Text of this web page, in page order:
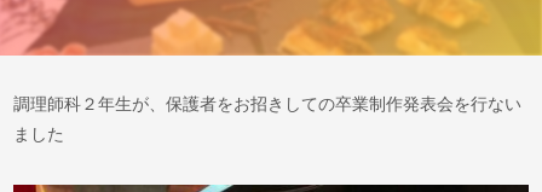
調理師科２年生が、保護者をお招きしての卒業制作発表会を行ない
ました